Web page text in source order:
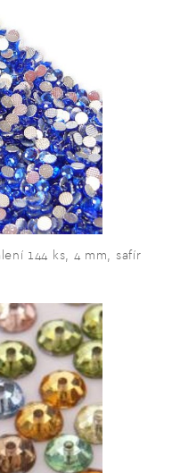
144 ks, 4 mm, safír